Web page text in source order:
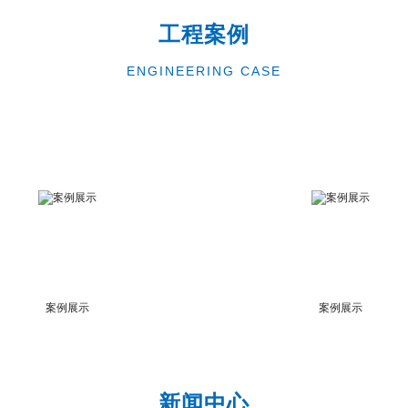
工程案例
ENGINEERING CASE
案例展示 案例展示
新闻中心